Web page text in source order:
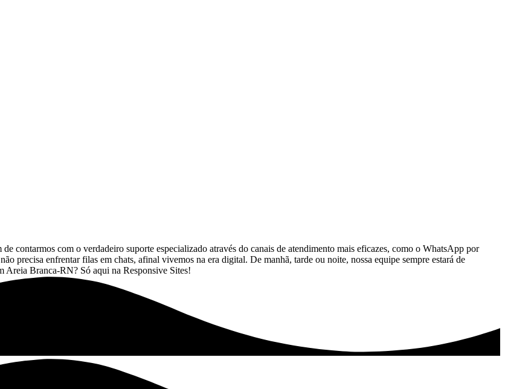
contarmos com o verdadeiro suporte especializado através do canais de atendimento mais eficazes, como o WhatsApp por
precisa enfrentar filas em chats, afinal vivemos na era digital. De manhã, tarde ou noite, nossa equipe sempre estará de
Areia Branca-RN? Só aqui na Responsive Sites!